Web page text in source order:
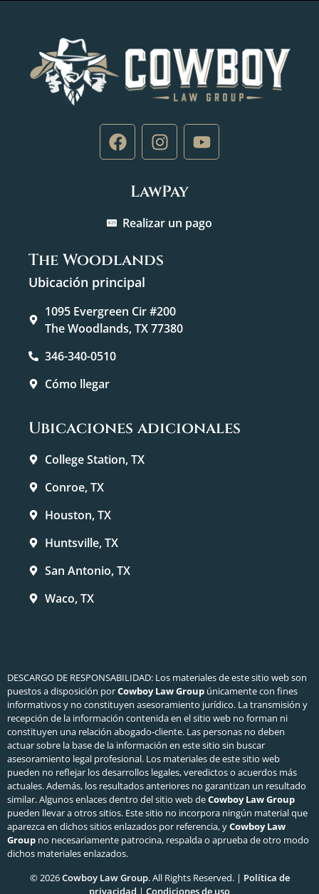
LawPay
Realizar un pago
The Woodlands
Ubicación principal
1095 Evergreen Cir #200
The Woodlands, TX 77380
346-340-0510
Cómo llegar
Ubicaciones adicionales
College Station, TX
Conroe, TX
Houston, TX
Huntsville, TX
San Antonio, TX
Waco, TX
DESCARGO DE RESPONSABILIDAD: Los materiales de este sitio web son
puestos a disposición porCowboy Law Group únicamente con fines
informativos y no constituyen asesoramiento jurídico. La transmisión y
recepción de la información contenida en el sitio web no forman ni
constituyen una relación abogado-cliente. Las personas no deben
actuar sobre la base de la información en este sitio sin buscar
asesoramiento legal profesional. Los materiales de este sitio web
pueden no reflejar los desarrollos legales, veredictos o acuerdos más
actuales. Además, los resultados anteriores no garantizan un resultado
similar. Algunos enlaces dentro del sitio web deCowboy Law Group
pueden llevar a otros sitios. Este sitio no incorpora ningún material que
aparezca en dichos sitios enlazados por referencia, yCowboy Law
Group no necesariamente patrocina, respalda o aprueba de otro modo
dichos materiales enlazados.
© 2026Cowboy Law Group. All Rights Reserved. | Política de
privacidad | Condiciones de uso